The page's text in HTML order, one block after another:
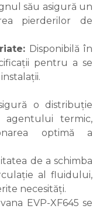
său asigură un
pierderilor de
Disponibilă în
pentru a se
o distribuție
agentului termic,
optimă a
de a schimba
al fluidului,
necesități.
EVP-XF645 se